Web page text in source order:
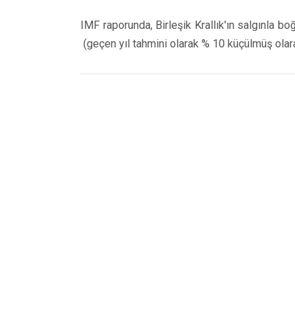
IMF raporunda, Birleşik Krallık'ın salgınla
(geçen yıl tahmini olarak % 10 küçülmüş